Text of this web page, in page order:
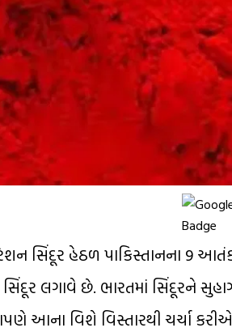
સિંદૂર હેઠળ પાકિસ્તાનના 9
લગાવે છે. ભારતમાં સિંદૂરને
આના વિશે વિસ્તારથી ચર્ચા